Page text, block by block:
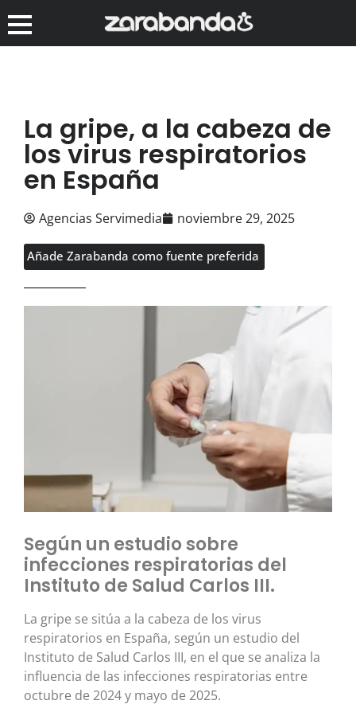
La gripe, a la cabeza de
los virus respiratorios
en España
Agencias Servimedia noviembre 29, 2025
Añade Zarabanda como fuente preferida
Según un estudio sobre
infecciones respiratorias del
Instituto de Salud Carlos III.
La gripe se sitúa a la cabeza de los virus
respiratorios en España, según un estudio del
Instituto de Salud Carlos III, en el que se analiza la
influencia de las infecciones respiratorias entre
octubre de 2024 y mayo de 2025.